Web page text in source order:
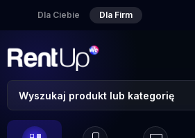
Dla Ciebie Dla Firm